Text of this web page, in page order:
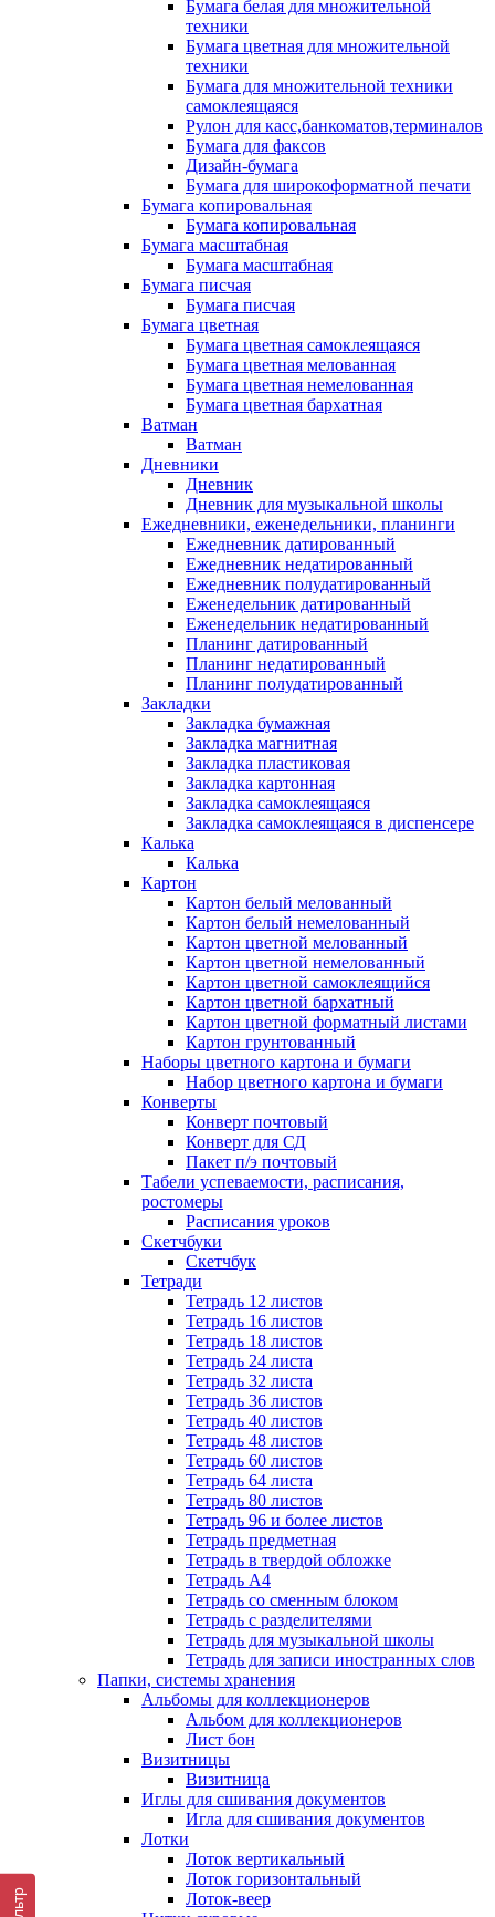
Бумага белая для множительной
техники
Бумага цветная для множительной
техники
Бумага для множительной техники
самоклеящаяся
Рулон для касс,банкоматов,терминалов
Бумага для факсов
Дизайн-бумага
Бумага для широкоформатной печати
Бумага копировальная
Бумага копировальная
Бумага масштабная
Бумага масштабная
Бумага писчая
Бумага писчая
Бумага цветная
Бумага цветная самоклеящаяся
Бумага цветная мелованная
Бумага цветная немелованная
Бумага цветная бархатная
Ватман
Ватман
Дневники
Дневник
Дневник для музыкальной школы
Ежедневники, еженедельники, планинги
Ежедневник датированный
Ежедневник недатированный
Ежедневник полудатированный
Еженедельник датированный
Еженедельник недатированный
Планинг датированный
Планинг недатированный
Планинг полудатированный
Закладки
Закладка бумажная
Закладка магнитная
Закладка пластиковая
Закладка картонная
Закладка самоклеящаяся
Закладка самоклеящаяся в диспенсере
Калька
Калька
Картон
Картон белый мелованный
Картон белый немелованный
Картон цветной мелованный
Картон цветной немелованный
Картон цветной самоклеящийся
Картон цветной бархатный
Картон цветной форматный листами
Картон грунтованный
Наборы цветного картона и бумаги
Набор цветного картона и бумаги
Конверты
Конверт почтовый
Конверт для СД
Пакет п/э почтовый
Табели успеваемости, расписания,
ростомеры
Расписания уроков
Скетчбуки
Скетчбук
Тетради
Тетрадь 12 листов
Тетрадь 16 листов
Тетрадь 18 листов
Тетрадь 24 листа
Тетрадь 32 листа
Тетрадь 36 листов
Тетрадь 40 листов
Тетрадь 48 листов
Тетрадь 60 листов
Тетрадь 64 листа
Тетрадь 80 листов
Тетрадь 96 и более листов
Тетрадь предметная
Тетрадь в твердой обложке
Тетрадь А4
Тетрадь со сменным блоком
Тетрадь с разделителями
Тетрадь для музыкальной школы
Тетрадь для записи иностранных слов
Папки, системы хранения
Альбомы для коллекционеров
Альбом для коллекционеров
Лист бон
Визитницы
Визитница
Иглы для сшивания документов
Игла для сшивания документов
Лотки
Лоток вертикальный
Лоток горизонтальный
Лоток-веер